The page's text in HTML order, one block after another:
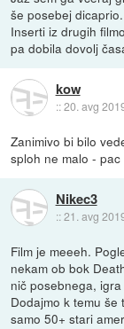
še posebej
Inserti iz drugih
pa dobila dovolj
kow
::20. avg
Zanimivo bi bilo
sploh ne malo -
Nikec3
::21. avg
Film je meeeh.
nekam ob bok
nič posebnega,
Dodajmo k temu
samo 50+ stari